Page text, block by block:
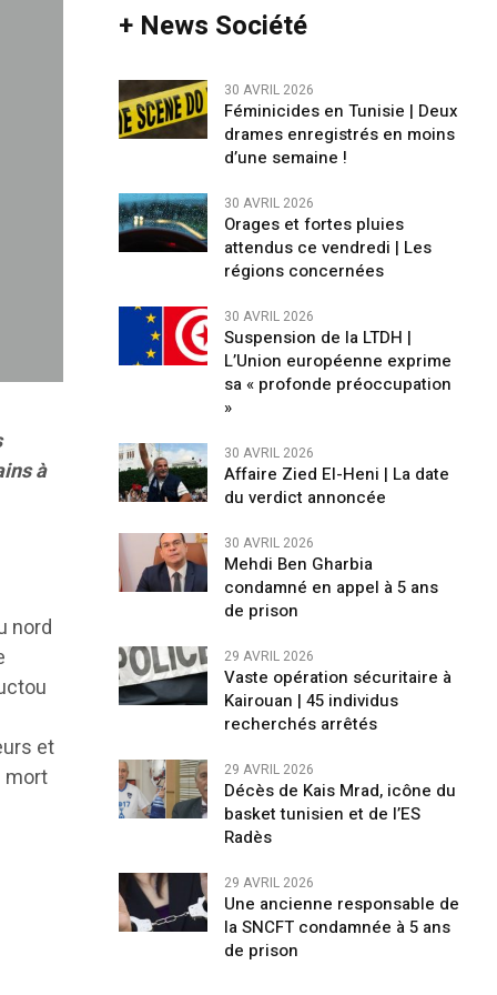
à
nord
et
mort
+ News Société
30 AVRIL 2026
Féminicides en Tunisie | Deux
drames enregistrés en moins
d’une semaine !
30 AVRIL 2026
Orages et fortes pluies
attendus ce vendredi | Les
régions concernées
30 AVRIL 2026
Suspension de la LTDH |
L’Union européenne exprime
sa « profonde préoccupation
»
30 AVRIL 2026
Affaire Zied El-Heni | La date
du verdict annoncée
30 AVRIL 2026
Mehdi Ben Gharbia
condamné en appel à 5 ans
de prison
29 AVRIL 2026
Vaste opération sécuritaire à
Kairouan | 45 individus
recherchés arrêtés
29 AVRIL 2026
Décès de Kais Mrad, icône du
basket tunisien et de l’ES
Radès
29 AVRIL 2026
Une ancienne responsable de
la SNCFT condamnée à 5 ans
de prison